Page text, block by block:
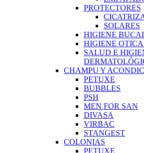
PROTECTORES
SOLARES
HIGIENE
HIGIENE
SALUD E
CHAMPU Y
PETUXE
BUBBLES
PSH
MEN FOR SAN
DIVASA
VIRBAC
STANGEST
COLONIAS
PETUXE